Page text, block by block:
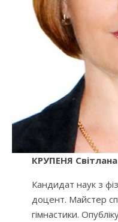
КРУПЕНЯ
Кандидат наук з
доцент. Майстер
гімнастики.